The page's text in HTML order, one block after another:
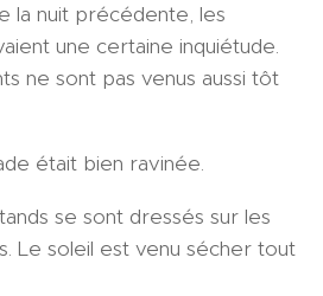
la nuit précédente, les
une certaine inquiétude.
ne sont pas venus aussi tôt
était bien ravinée.
se sont dressés sur les
Le soleil est venu sécher tout